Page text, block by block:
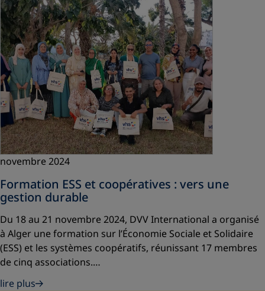
novembre 2024
Formation ESS et coopératives : vers une
gestion durable
Du 18 au 21 novembre 2024, DVV International a organisé
à Alger une formation sur l’Économie Sociale et Solidaire
(ESS) et les systèmes coopératifs, réunissant 17 membres
de cinq associations.…
lire plus